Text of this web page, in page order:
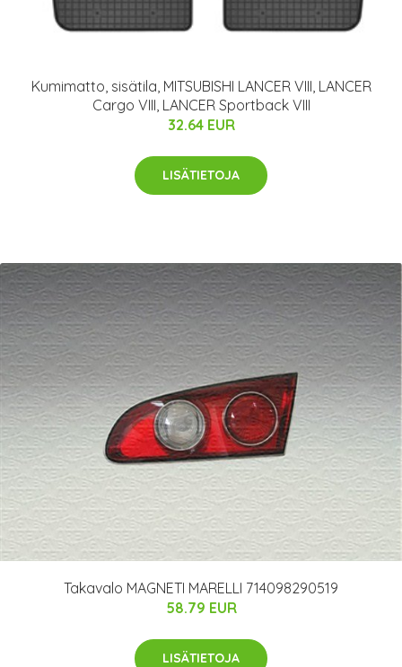
Kumimatto, sisätila, MITSUBISHI LANCER VIII, LANCER
Cargo VIII, LANCER Sportback VIII
32.64 EUR
LISÄTIETOJA
Takavalo MAGNETI MARELLI 714098290519
58.79 EUR
LISÄTIETOJA